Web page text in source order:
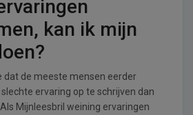
kan ik mijn
dat de meeste mensen eerder
ervaring op te schrijven dan
Mijnleesbril weining ervaringen